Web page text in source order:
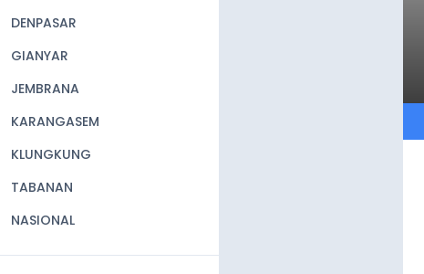
DENPASAR
GIANYAR
JEMBRANA
KARANGASEM
KLUNGKUNG
TABANAN
NASIONAL